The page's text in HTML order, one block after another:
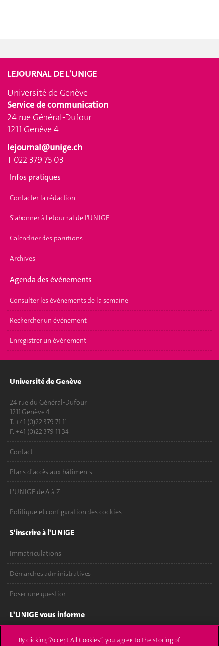
LEJOURNAL DE L'UNIGE
Université de Genève
Service de communication
24 rue Général-Dufour
1211 Genève 4
lejournal@unige.ch
T 022 379 75 03
Infos pratiques
Contacter la rédaction
S'abonner à LeJournal de l'UNIGE
Calendrier des parutions
Archives
Agenda des événements
Consulter les événements de la semaine
Rechercher un événement
Enregistrer un événement
Université de Genève
24 rue du Général-Dufour
1211 Genève 4
T. +41 (0)22 379 71 11
F. +41 (0)22 379 11 34
Contact
Plans d'accès aux bâtiments
L'UNIGE de A à Z
Politique et configuration des cookies
S'inscrire à l'UNIGE
Immatriculations
Démarches administratives
Poser une question
L'UNIGE vous informe
UNIGE Mobile
By clicking “Accept All Cookies”, you agree to the storing of